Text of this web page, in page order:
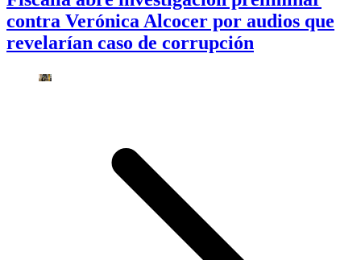
contra Verónica Alcocer por audios que
revelarían caso de corrupción